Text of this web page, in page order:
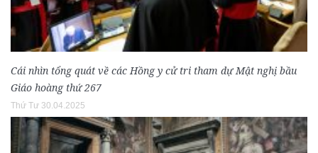
Cái nhìn tổng quát về các Hồng y cử tri tham dự Mật nghị bầu
Giáo hoàng thứ 267
Thứ Tư 30.04.2025